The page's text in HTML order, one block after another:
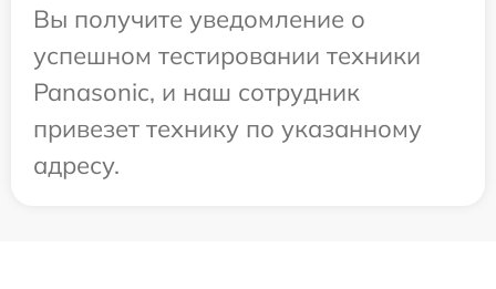
Вы получите уведомление о
успешном тестировании техники
Panasonic, и наш сотрудник
привезет технику по указанному
адресу.